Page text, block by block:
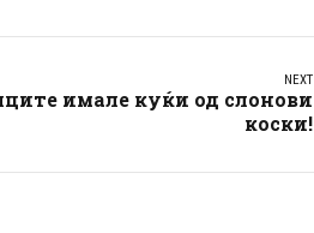
NEXT
имале куќи од слонови
коски!